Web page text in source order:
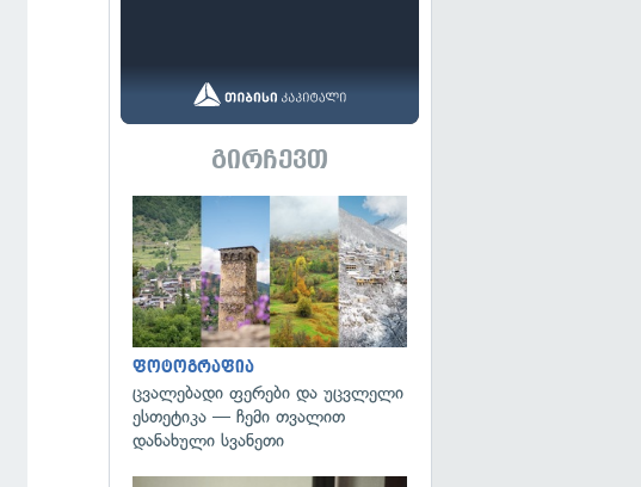
გირჩევთ
ფოტოგრაფია
ცვალებადი ფერები და უცვლელი
ესთეტიკა — ჩემი თვალით
დანახული სვანეთი